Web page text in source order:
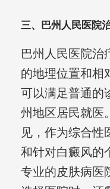
三、巴州人民医院
巴州人民医院治
的地理位置和相
可以满足普通的
州地区居民就医
见，作为综合性
和针对白癜风的
专业的皮肤病医